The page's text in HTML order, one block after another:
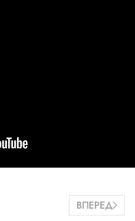
ВПЕРЕД